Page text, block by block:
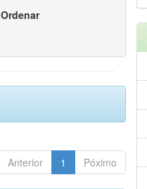
Ordenar
Anterior 1 Póximo